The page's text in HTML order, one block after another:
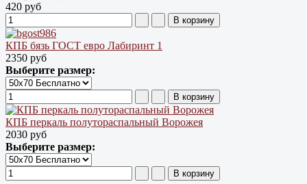
420 руб
КПБ бязь ГОСТ евро Лабиринт 1
2350 руб
Выберите размер:
КПБ перкаль полутораспальный Ворожея
2030 руб
Выберите размер: